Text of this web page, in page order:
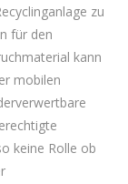
zu
für den
kann
mobilen
keine Rolle ob